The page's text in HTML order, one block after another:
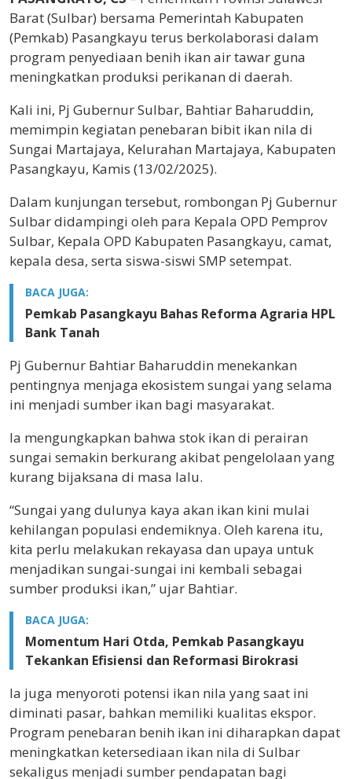
Barat (Sulbar) bersama Pemerintah Kabupaten
(Pemkab) Pasangkayu terus berkolaborasi dalam
program penyediaan benih ikan air tawar guna
meningkatkan produksi perikanan di daerah.
Kali ini, Pj Gubernur Sulbar, Bahtiar Baharuddin,
memimpin kegiatan penebaran bibit ikan nila di
Sungai Martajaya, Kelurahan Martajaya, Kabupaten
Pasangkayu, Kamis (13/02/2025).
Dalam kunjungan tersebut, rombongan Pj Gubernur
Sulbar didampingi oleh para Kepala OPD Pemprov
Sulbar, Kepala OPD Kabupaten Pasangkayu, camat,
kepala desa, serta siswa-siswi SMP setempat.
BACA JUGA:
Pemkab Pasangkayu Bahas Reforma Agraria HPL
Bank Tanah
Pj Gubernur Bahtiar Baharuddin menekankan
pentingnya menjaga ekosistem sungai yang selama
ini menjadi sumber ikan bagi masyarakat.
Ia mengungkapkan bahwa stok ikan di perairan
sungai semakin berkurang akibat pengelolaan yang
kurang bijaksana di masa lalu.
“Sungai yang dulunya kaya akan ikan kini mulai
kehilangan populasi endemiknya. Oleh karena itu,
kita perlu melakukan rekayasa dan upaya untuk
menjadikan sungai-sungai ini kembali sebagai
sumber produksi ikan,” ujar Bahtiar.
BACA JUGA:
Momentum Hari Otda, Pemkab Pasangkayu
Tekankan Efisiensi dan Reformasi Birokrasi
Ia juga menyoroti potensi ikan nila yang saat ini
diminati pasar, bahkan memiliki kualitas ekspor.
Program penebaran benih ikan ini diharapkan dapat
meningkatkan ketersediaan ikan nila di Sulbar
sekaligus menjadi sumber pendapatan bagi